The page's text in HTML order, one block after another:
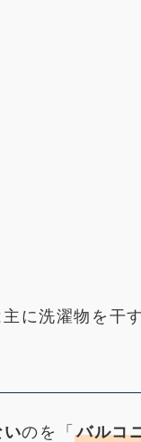
に洗濯物を干
いのを「バルコ